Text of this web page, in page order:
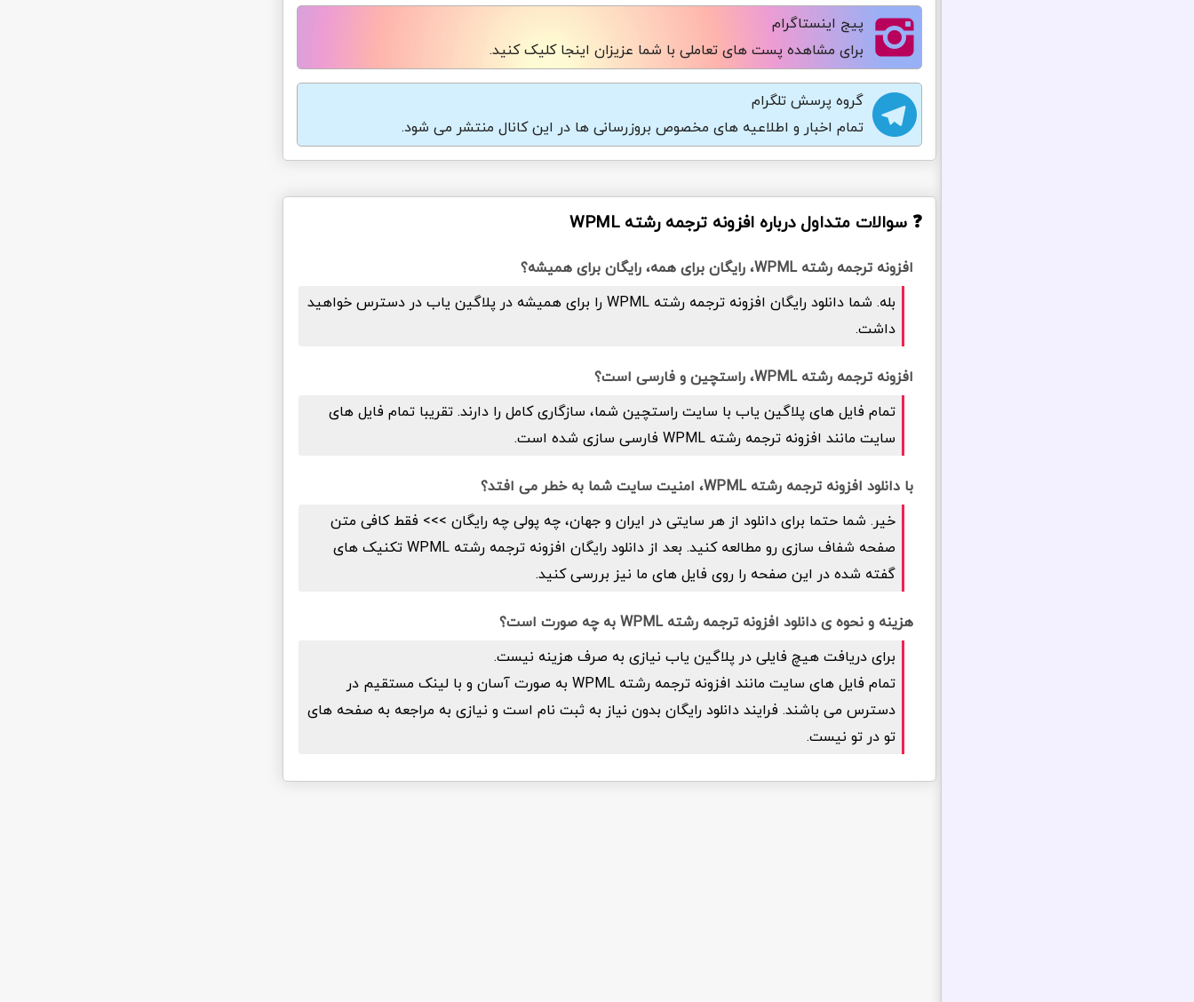
پیج اینستاگرام
برای مشاهده پست های تعاملی با شما عزیزان اینجا کلیک کنید.
گروه پرسش تلگرام
تمام اخبار و اطلاعیه های مخصوص بروزرسانی ها در این کانال منتشر می شود.
❓ سوالات متداول درباره افزونه ترجمه رشته WPML
افزونه ترجمه رشته WPML، رایگان برای همه، رایگان برای همیشه؟
بله. شما دانلود رایگان افزونه ترجمه رشته WPML را برای همیشه در پلاگین یاب در دسترس خواهید
داشت.
افزونه ترجمه رشته WPML، راستچین و فارسی است؟
تمام فایل های پلاگین یاب با سایت راستچین شما، سازگاری کامل را دارند. تقریبا تمام فایل های
سایت مانند افزونه ترجمه رشته WPML فارسی سازی شده است.
با دانلود افزونه ترجمه رشته WPML، امنیت سایت شما به خطر می افتد؟
خیر. شما حتما برای دانلود از هر سایتی در ایران و جهان، چه پولی چه رایگان >>> فقط کافی متن
صفحه شفاف سازی رو مطالعه کنید. بعد از دانلود رایگان افزونه ترجمه رشته WPML تکنیک های
گفته شده در این صفحه را روی فایل های ما نیز بررسی کنید.
هزینه و نحوه ی دانلود افزونه ترجمه رشته WPML به چه صورت است؟
برای دریافت هیچ فایلی در پلاگین یاب نیازی به صرف هزینه نیست.
تمام فایل های سایت مانند افزونه ترجمه رشته WPML به صورت آسان و با لینک مستقیم در
دسترس می باشند. فرایند دانلود رایگان بدون نیاز به ثبت نام است و نیازی به مراجعه به صفحه های
تو در تو نیست.